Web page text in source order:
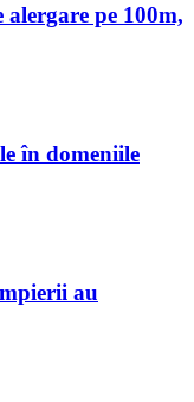
alergare pe 100m,
în domeniile
au